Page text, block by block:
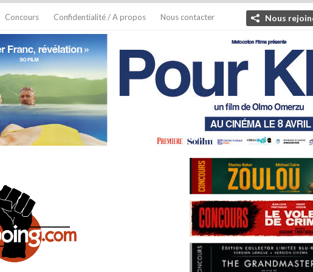
Concours Confidentialité / A propos Nous contacter Nous